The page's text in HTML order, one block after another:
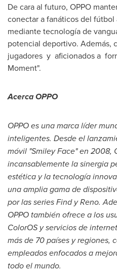
De cara al futuro, OPPO
conectar a fanáticos del
mediante tecnología de
potencial deportivo. Además,
jugadores y aficionados a
Moment".
Acerca OPPO
OPPO es una marca líder
inteligentes. Desde el
móvil "Smiley Face" en 2008,
incansablemente la sinergia
estética y la tecnología
una amplia gama de
por las series Find y Reno.
OPPO también ofrece a los
ColorOS y servicios de
más de 70 países y regiones,
empleados enfocados a
todo el mundo.